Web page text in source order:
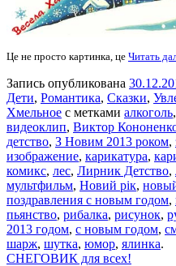
Це не просто картинка, це Читать
Запись опубликована
Дети, Романтика, Сказки,
Хмельное с метками алкоголь,
видеоклип, Виктор
детство, З Новим 2013 роком,
изображение, карикатура,
комикс, лес, Лирник Детство,
мультфильм, Новий рік,
поздравления с новым годом,
пьянство, рибалка, рисунок,
2013 годом, с новым годом,
шарж, шутка, юмор, ялинка.
СНЕГОВИК для всех!